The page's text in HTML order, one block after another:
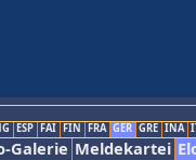
ESP FAI FIN FRA GER GRE INA
Galerie Meldekartei